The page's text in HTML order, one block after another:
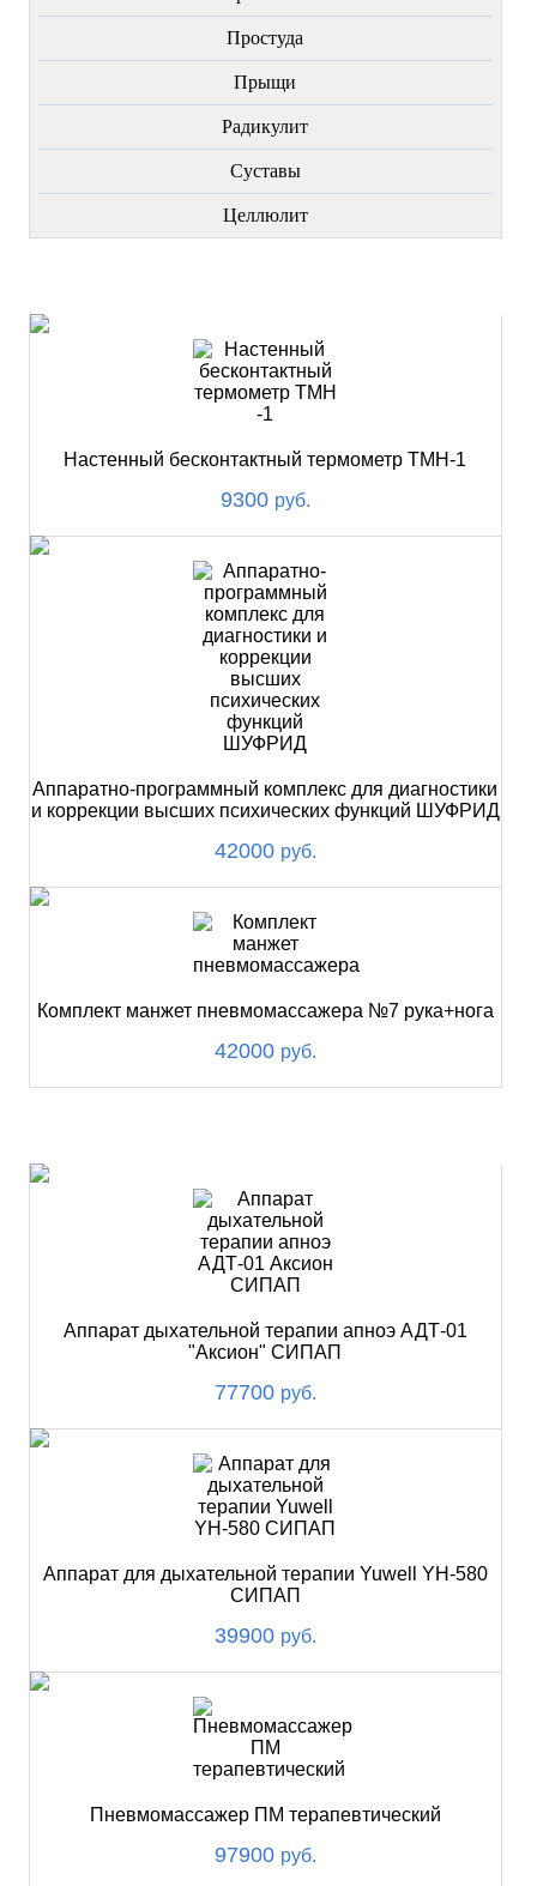
Простуда
Прыщи
Радикулит
Суставы
Целлюлит
Настенный бесконтактный термометр ТМН-1
9300 руб.
Аппаратно-программный комплекс для диагностики
и коррекции высших психических функций ШУФРИД
42000 руб.
Комплект манжет пневмомассажера №7 рука+нога
42000 руб.
Аппарат дыхательной терапии апноэ АДТ-01
"Аксион" СИПАП
77700 руб.
Аппарат для дыхательной терапии Yuwell YH-580
СИПАП
39900 руб.
Пневмомассажер ПМ терапевтический
97900 руб.